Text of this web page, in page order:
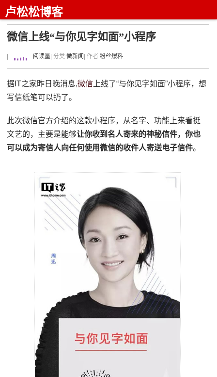
卢松松博客
微信上线“与你见字如面”小程序
阅读量 | 分类:微新闻 | 作者:粉丝爆料
据IT之家昨日晚消息,微信 上线了“与你见字如面”小程序，想
写信纸笔可以扔了。
此次微信官方介绍的这款小程序，从名字、功能上来看挺
文艺的，主要是能够让你收到名人寄来的神秘信件，你也
可以成为寄信人向任何使用微信的收件人寄送电子信件。